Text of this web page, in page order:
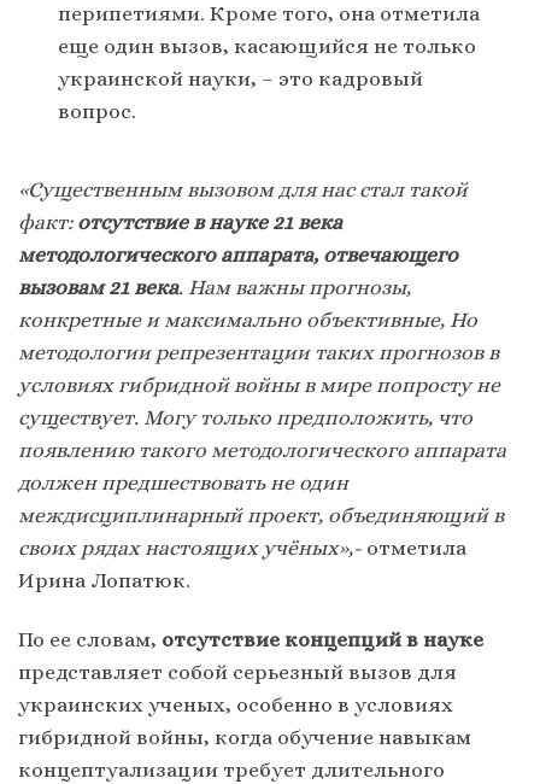
перипетиями. Кроме того, она отметила
еще один вызов, касающийся не только
украинской науки, – это кадровый
вопрос.
«Существенным вызовом для нас стал такой
факт: отсутствие в науке 21 века
методологического аппарата, отвечающего
вызовам 21 века. Нам важны прогнозы,
конкретные и максимально объективные, Но
методологии репрезентации таких прогнозов в
условиях гибридной войны в мире попросту не
существует. Могу только предположить, что
появлению такого методологического аппарата
должен предшествовать не один
междисциплинарный проект, объединяющий в
своих рядах настоящих учёных»,- отметила
Ирина Лопатюк.
По ее словам, отсутствие концепций в науке
представляет собой серьезный вызов для
украинских ученых, особенно в условиях
гибридной войны, когда обучение навыкам
концептуализации требует длительного